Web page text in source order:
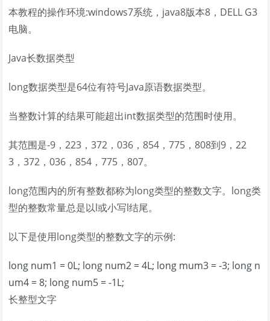
本教程的操作环境:windows7系统，java8版本8，DELL G3
电脑。
Java长数据类型
long数据类型是64位有符号Java原语数据类型。
当整数计算的结果可能超出int数据类型的范围时使用。
其范围是-9，223，372，036，854，775，808到9，22
3，372，036，854，775，807。
long范围内的所有整数都称为long类型的整数文字。long类
型的整数常量总是以l或小写l结尾。
以下是使用long类型的整数文字的示例:
long num1 = 0L; long num2 = 4L; long mum3 = -3; long n
um4 = 8; long num5 = -1L;
长整型文字